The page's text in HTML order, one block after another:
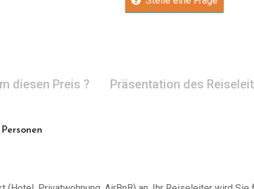
diesen Preis ? Präsentation des